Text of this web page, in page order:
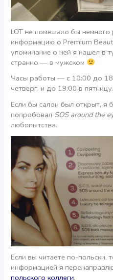
LOT не помешало бы немного
информацию о Premium
упоминание о ней я нашел в
странно — в мужском
Часы работы — с 10:00 до
четверг, и до 19:00 в пятницу.
Если бы салон был открыт, я
попробовал SOS around the
любопытства.
Если вы читаете по-польски,
информацией я
польского коллеги.